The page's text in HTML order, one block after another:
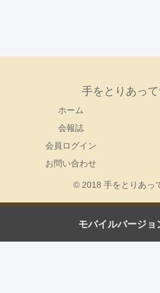
手をとりあっ
ホーム
会報誌
会員ログイン
お問い合わせ
© 2018 手をとりあっ
モバイルバージョ